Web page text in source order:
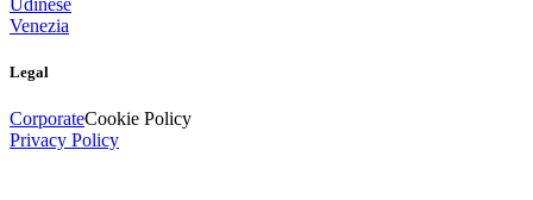
Venezia
Legal
CorporateCookie Policy
Privacy Policy